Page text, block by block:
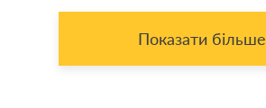
Показати більше